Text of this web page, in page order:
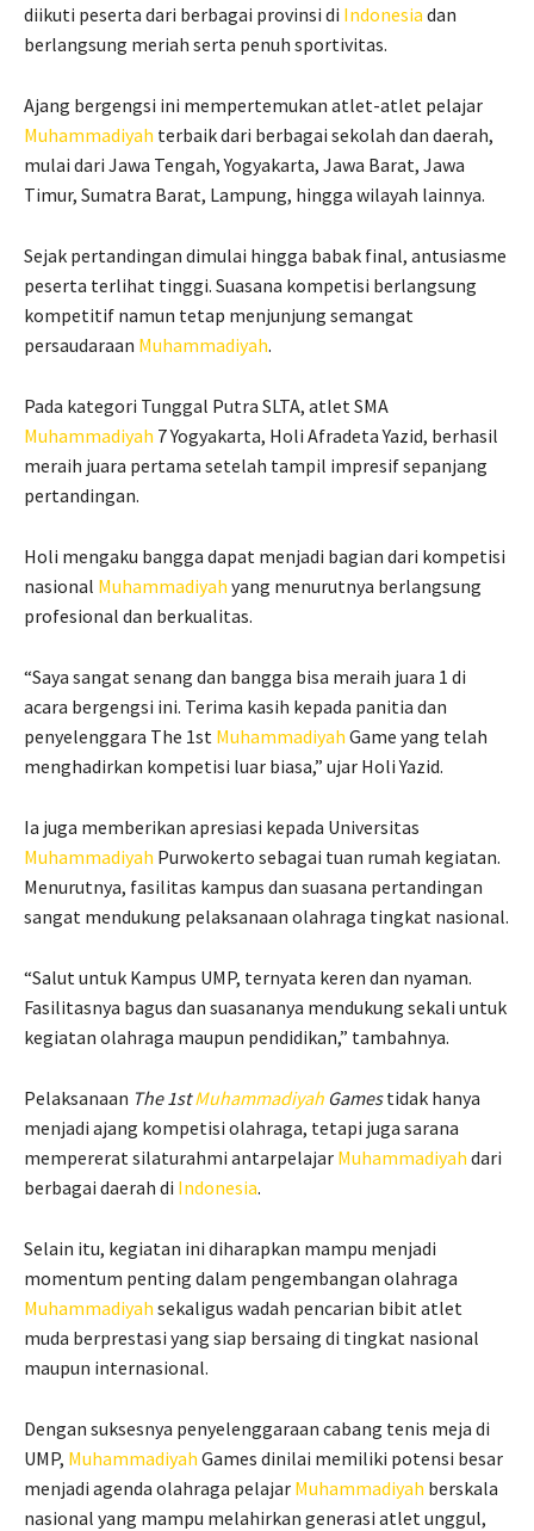
diikuti peserta dari berbagai provinsi di Indonesia dan
berlangsung meriah serta penuh sportivitas.
Ajang bergengsi ini mempertemukan atlet-atlet pelajar
Muhammadiyah terbaik dari berbagai sekolah dan daerah,
mulai dari Jawa Tengah, Yogyakarta, Jawa Barat, Jawa
Timur, Sumatra Barat, Lampung, hingga wilayah lainnya.
Sejak pertandingan dimulai hingga babak final, antusiasme
peserta terlihat tinggi. Suasana kompetisi berlangsung
kompetitif namun tetap menjunjung semangat
persaudaraan Muhammadiyah.
Pada kategori Tunggal Putra SLTA, atlet SMA
Muhammadiyah 7 Yogyakarta, Holi Afradeta Yazid, berhasil
meraih juara pertama setelah tampil impresif sepanjang
pertandingan.
Holi mengaku bangga dapat menjadi bagian dari kompetisi
nasional Muhammadiyah yang menurutnya berlangsung
profesional dan berkualitas.
“Saya sangat senang dan bangga bisa meraih juara 1 di
acara bergengsi ini. Terima kasih kepada panitia dan
penyelenggara The 1st Muhammadiyah Game yang telah
menghadirkan kompetisi luar biasa,” ujar Holi Yazid.
Ia juga memberikan apresiasi kepada Universitas
Muhammadiyah Purwokerto sebagai tuan rumah kegiatan.
Menurutnya, fasilitas kampus dan suasana pertandingan
sangat mendukung pelaksanaan olahraga tingkat nasional.
“Salut untuk Kampus UMP, ternyata keren dan nyaman.
Fasilitasnya bagus dan suasananya mendukung sekali untuk
kegiatan olahraga maupun pendidikan,” tambahnya.
Pelaksanaan The 1stMuhammadiyah Gamestidak hanya
menjadi ajang kompetisi olahraga, tetapi juga sarana
mempererat silaturahmi antarpelajar Muhammadiyah dari
berbagai daerah di Indonesia.
Selain itu, kegiatan ini diharapkan mampu menjadi
momentum penting dalam pengembangan olahraga
Muhammadiyah sekaligus wadah pencarian bibit atlet
muda berprestasi yang siap bersaing di tingkat nasional
maupun internasional.
Dengan suksesnya penyelenggaraan cabang tenis meja di
UMP, Muhammadiyah Games dinilai memiliki potensi besar
menjadi agenda olahraga pelajar Muhammadiyah berskala
nasional yang mampu melahirkan generasi atlet unggul,